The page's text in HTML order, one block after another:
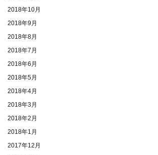
2018年10月
2018年9月
2018年8月
2018年7月
2018年6月
2018年5月
2018年4月
2018年3月
2018年2月
2018年1月
2017年12月